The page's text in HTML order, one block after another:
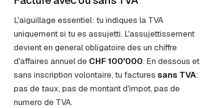
L'aiguillage essentiel: tu indiques la TVA
uniquement si tu es assujetti. L'assujettissement
devient en general obligatoire des un chiffre
d'affaires annuel de CHF 100'000. En dessous et
sans inscription volontaire, tu factures sans TVA:
pas de taux, pas de montant d'impot, pas de
numero de TVA.